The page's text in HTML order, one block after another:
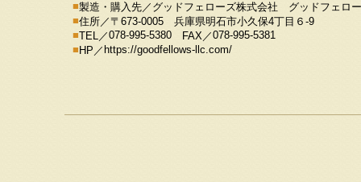
製造・購入先／ グッドフェローズ株式会社 グッドフェロ
住所／〒673-0005 兵庫県明石市小久保4丁目６-9
TEL／078-995-5380 FAX／078-995-5381
HP／ https://goodfellows-llc.com/